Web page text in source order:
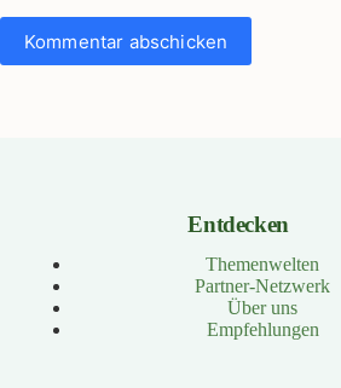
Kommentar abschicken
Entdecken
Themenwelten
Partner-Netzwerk
Über uns
Empfehlungen